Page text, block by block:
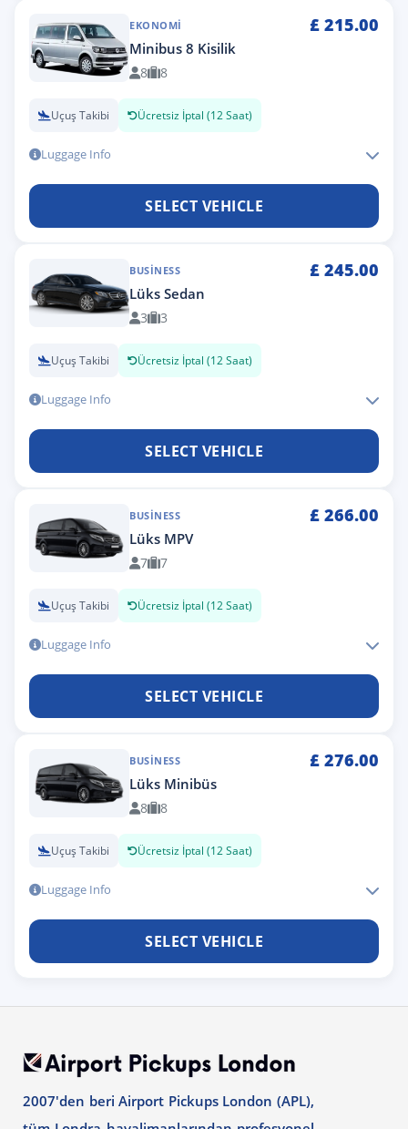
EKONOMI £ 215.00
Minibus 8 Kisilik
8 8
Uçuş Takibi Ücretsiz İptal (12 Saat)
Luggage Info
SELECT VEHICLE
BUSINESS £ 245.00
Lüks Sedan
3 3
Uçuş Takibi Ücretsiz İptal (12 Saat)
Luggage Info
SELECT VEHICLE
BUSINESS £ 266.00
Lüks MPV
7 7
Uçuş Takibi Ücretsiz İptal (12 Saat)
Luggage Info
SELECT VEHICLE
BUSINESS £ 276.00
Lüks Minibüs
8 8
Uçuş Takibi Ücretsiz İptal (12 Saat)
Luggage Info
SELECT VEHICLE
2007'den beri Airport Pickups London (APL),